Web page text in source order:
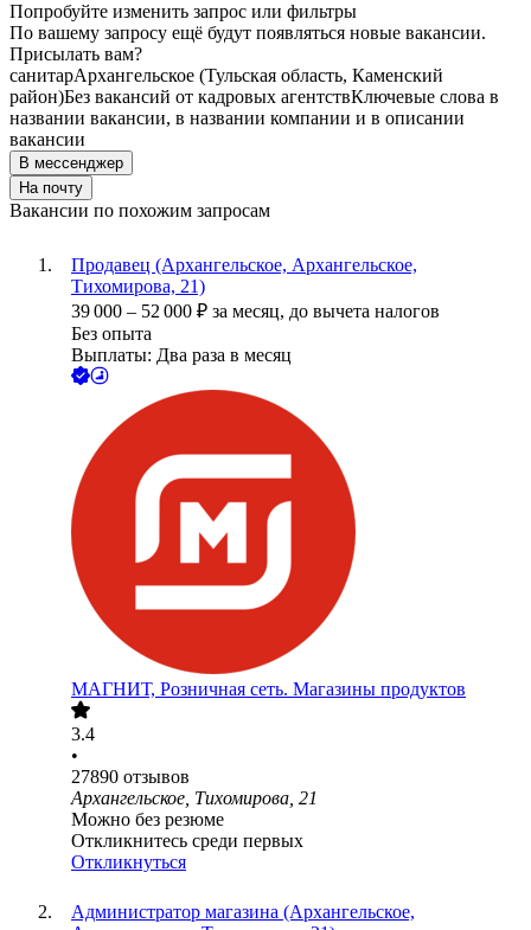
Попробуйте изменить запрос или фильтры
По вашему запросу ещё будут появляться новые вакансии.
Присылать вам?
санитарАрхангельское (Тульская область, Каменский
район)Без вакансий от кадровых агентствКлючевые слова в
названии вакансии, в названии компании и в описании
вакансии
В мессенджер
На почту
Вакансии по похожим запросам
Продавец (Архангельское, Архангельское,
Тихомирова, 21)
39 000 – 52 000 ₽ за месяц, до вычета налогов
Без опыта
Выплаты: Два раза в месяц
МАГНИТ, Розничная сеть. Магазины продуктов
3.4
•
27890 отзывов
Архангельское, Тихомирова, 21
Можно без резюме
Откликнитесь среди первых
Откликнуться
Администратор магазина (Архангельское,